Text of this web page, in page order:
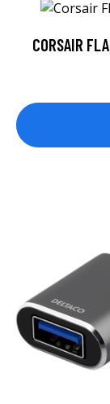
CORSAIR